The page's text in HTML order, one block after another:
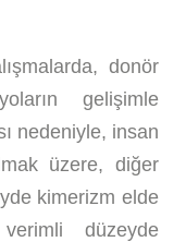
donör
gelişimle
nedeniyle, insan
üzere, diğer
kimerizm elde
düzeyde